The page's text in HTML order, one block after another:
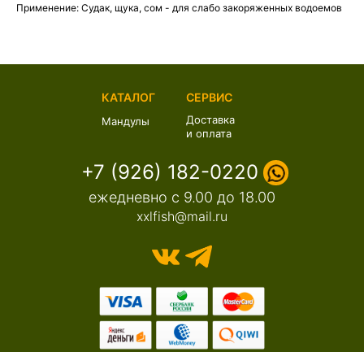
Применение: Судак, щука, сом - для слабо закоряженных водоемов
+7 (926) 182-0220
xxlfish@mail.ru
ежедневно с 9.00 до 18.00
КАТАЛОГ СЕРВИС
Мандулы
Доставка
и оплата